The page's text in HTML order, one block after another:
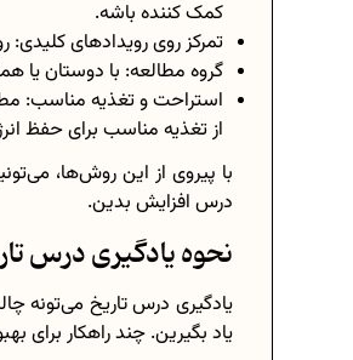
کمک کننده باشه.
تمرکز روی رویدادهای کلیدی:
گروه مطالعه: با دوستان یا
استراحت و تغذیه مناسب:
از تغذیه مناسب برای حفظ
با پیروی از این روش‌ها،
درس افزایش بدین.
نحوه یادگیری درس
یادگیری درس تاریخ می‌تونه
یاد بگیرین. چند راهکار برای